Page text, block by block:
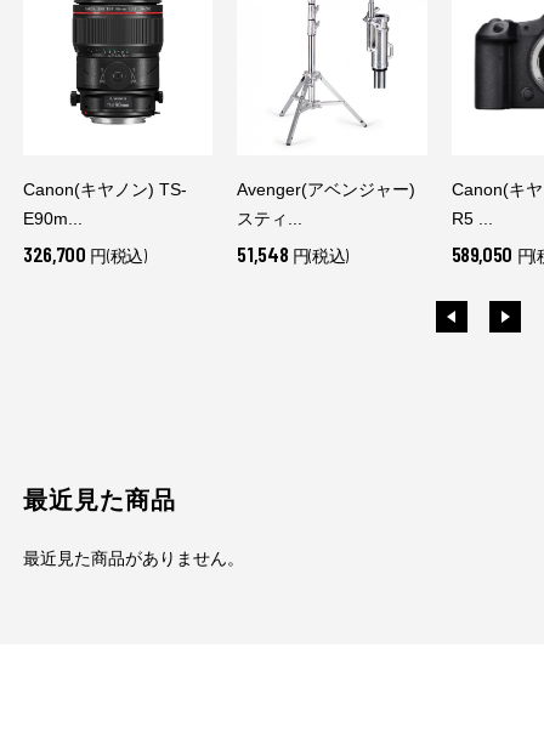
Canon(キヤノン) TS-
E90m...
326,700 円(税込)
Avenger(アベンジャー)
スティ...
51,548 円(税込)
Canon(キ
R5 ...
589,050 円(
最近見た商品
最近見た商品がありません。